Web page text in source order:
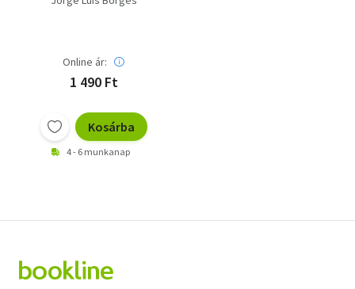
Online ár:
1 490 Ft
Kosárba
4 - 6 munkanap